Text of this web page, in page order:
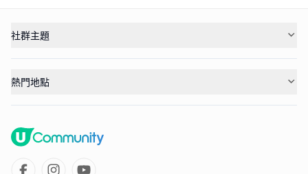
社群主題
熱門地點